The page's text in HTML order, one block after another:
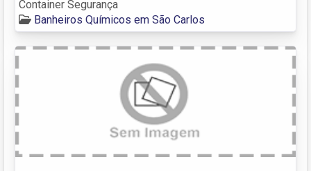
Container Segurança
Banheiros Químicos em São Carlos